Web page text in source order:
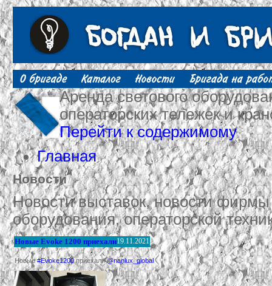
Аренда светового
операторских тележек и
Перейти к содержимому
Главная
Новости
Новости выставок, новости фирмы
оборудования, операторской
Новые Evoke 1200 приехали19.11.2021
Новые#Evoke1200приехали@nanlux_global